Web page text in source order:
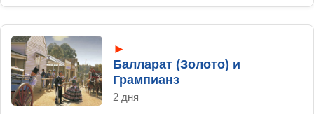
►
Балларат (Золото) и
Грампианз
2 дня